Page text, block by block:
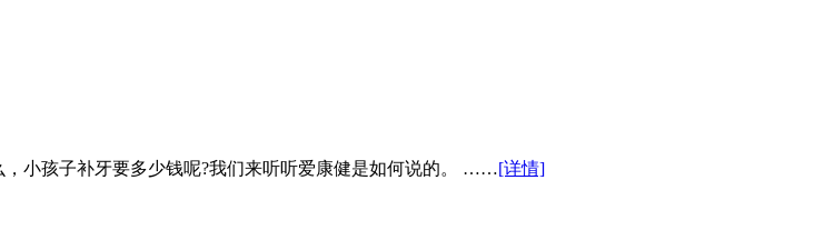
小孩子补牙要多少钱呢?我们来听听爱康健是如何说的。 ……[详情]